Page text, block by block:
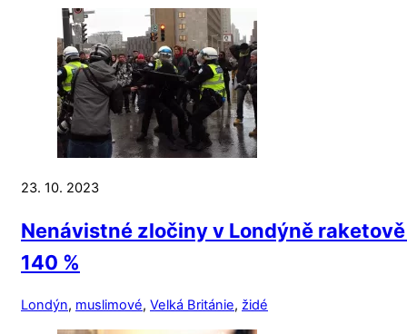
23. 10. 2023
Nenávistné zločiny v Londýně
140 %
Londýn, muslimové, Velká Británie, židé